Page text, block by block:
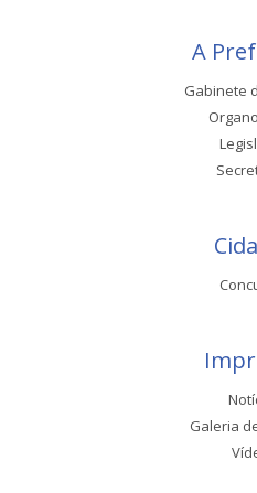
A
Gabinete
Galeria